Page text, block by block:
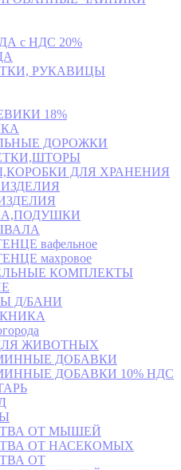
с НДС 20%
РУКАВИЦЫ
18%
ДОРОЖКИ
ДЛЯ ХРАНЕНИЯ
вафельное
махровое
КОМПЛЕКТЫ
Д/БАНИ
ЖИВОТНЫХ
ДОБАВКИ
ДОБАВКИ 10% НДС
ОТ МЫШЕЙ
ОТ НАСЕКОМЫХ
ОТ